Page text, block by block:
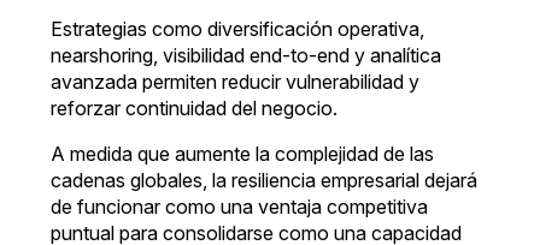
Estrategias como diversificación operativa,
nearshoring, visibilidad end-to-end y analítica
avanzada permiten reducir vulnerabilidad y
reforzar continuidad del negocio.
A medida que aumente la complejidad de las
cadenas globales, la resiliencia empresarial dejará
de funcionar como una ventaja competitiva
puntual para consolidarse como una capacidad